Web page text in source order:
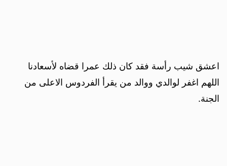
اعشق شيب رأسة فقد كان ذلك عمرا قضاه لأسعادنا
اللهم اغفر لوالدي ووالد من يقرأ الفردوس الاعلى من
الجنة.